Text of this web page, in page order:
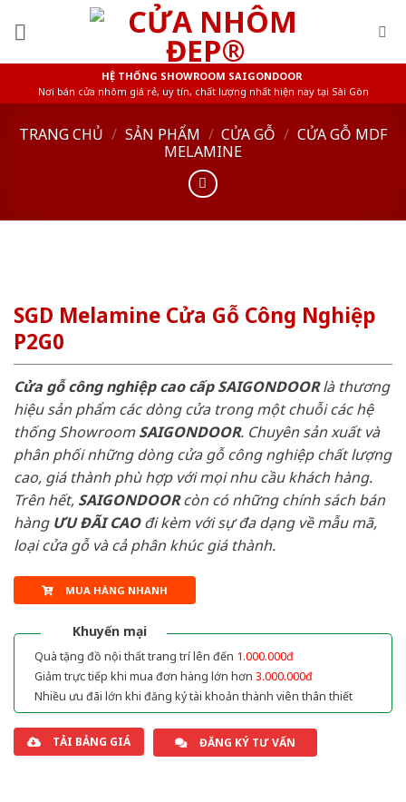
HỆ THỐNG SHOWROOM SAIGONDOOR
Nơi bán cửa nhôm giá rẻ, uy tín, chất lượng nhất hiện nay tại Sài Gòn
TRANG CHỦ / SẢN PHẨM / CỬA GỖ / CỬA GỖ MDF
MELAMINE
SGD Melamine Cửa Gỗ Công Nghiệp
P2G0
Cửa gỗ công nghiệp cao cấp SAIGONDOORlà thương
hiệu sản phẩm các dòng cửa trong một chuỗi các hệ
thống ShowroomSAIGONDOOR. Chuyên sản xuất và
phân phối những dòng cửa gỗ công nghiệp chất lượng
cao, giá thành phù hợp với mọi nhu cầu khách hàng.
Trên hết, SAIGONDOORcòn có những chính sách bán
hàng ƯU ĐÃI CAOđi kèm với sự đa dạng về mẫu mã,
loại cửa gỗ và cả phân khúc giá thành.
MUA HÀNG NHANH
Khuyến mại
Quà tặng đồ nội thất trang trí lên đến 1.000.000đ
Giảm trực tiếp khi mua đơn hàng lớn hơn 3.000.000đ
Nhiều ưu đãi lớn khi đăng ký tài khoản thành viên thân thiết
TẢI BẢNG GIÁ ĐĂNG KÝ TƯ VẤN